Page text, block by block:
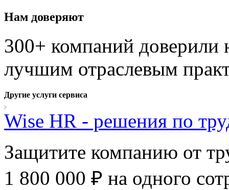
Нам доверяют
300+ компаний доверили
лучшим отраслевым
Другие услуги сервиса
Wise HR - решения по
Защитите компанию от
1 800 000 ₽ на одного